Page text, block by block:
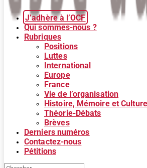
J’adhère à l’OCF
Qui sommes-nous ?
Rubriques
Positions
Luttes
International
Europe
France
Vie de l’organisation
Histoire, Mémoire et Culture
Théorie-Débats
Brèves
Derniers numéros
Contactez-nous
Pétitions